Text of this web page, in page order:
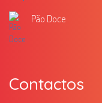
Pão Doce
Contactos